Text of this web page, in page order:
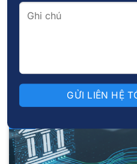
LOS giúp rút ngắn thời gian
thế nào?